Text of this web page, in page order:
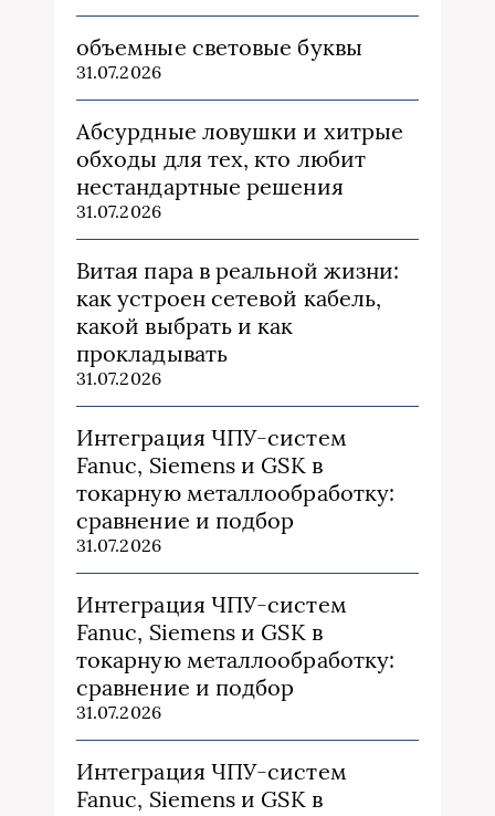
объемные световые буквы
31.07.2026
Абсурдные ловушки и хитрые
обходы для тех, кто любит
нестандартные решения
31.07.2026
Витая пара в реальной жизни:
как устроен сетевой кабель,
какой выбрать и как
прокладывать
31.07.2026
Интеграция ЧПУ-систем
Fanuc, Siemens и GSK в
токарную металлообработку:
сравнение и подбор
31.07.2026
Интеграция ЧПУ-систем
Fanuc, Siemens и GSK в
токарную металлообработку:
сравнение и подбор
31.07.2026
Интеграция ЧПУ-систем
Fanuc, Siemens и GSK в